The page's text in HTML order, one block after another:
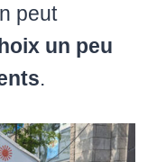
peut
un peu
.